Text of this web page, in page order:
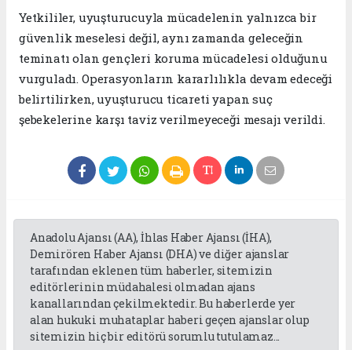
Yetkililer, uyuşturucuyla mücadelenin yalnızca bir
güvenlik meselesi değil, aynı zamanda geleceğin
teminatı olan gençleri koruma mücadelesi olduğunu
vurguladı. Operasyonların kararlılıkla devam edeceği
belirtilirken, uyuşturucu ticareti yapan suç
şebekelerine karşı taviz verilmeyeceği mesajı verildi.
Anadolu Ajansı (AA), İhlas Haber Ajansı (İHA),
Demirören Haber Ajansı (DHA) ve diğer ajanslar
tarafından eklenen tüm haberler, sitemizin
editörlerinin müdahalesi olmadan ajans
kanallarından çekilmektedir. Bu haberlerde yer
alan hukuki muhataplar haberi geçen ajanslar olup
sitemizin hiç bir editörü sorumlu tutulamaz...